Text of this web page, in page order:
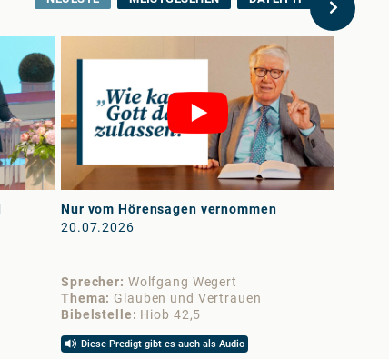
Nur vom Hörensagen vernommen
20.07.2026
Sprecher
Wolfgang Wegert
Thema
Glauben und Vertrauen
Bibelstelle
Hiob 42,5
Diese Predigt gibt es auch als Audio